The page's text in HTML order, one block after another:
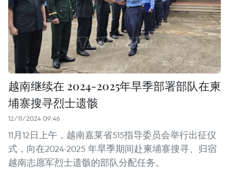
越南继续在 2024-2025年旱季部署部队在柬
埔寨搜寻烈士遗骸
12/11/2024 09:46
11月12日上午，越南嘉莱省515指导委员会举行出征仪
式，向在2024-2025 年旱季期间赴柬埔寨搜寻、归宿
越南志愿军烈士遗骸的部队分配任务。